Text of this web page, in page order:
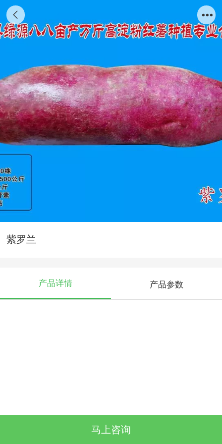
紫罗兰
产品详情 产品参数
马上咨询